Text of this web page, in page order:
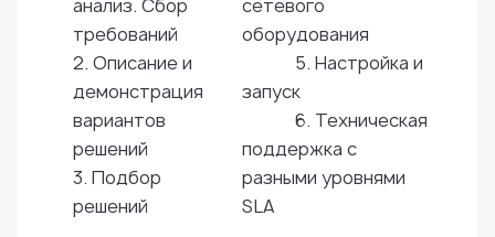
анализ​. Сбор
требований
2. Описание и
демонстрация
вариантов
решений
3. Подбор
решений
сетевого
оборудования
5. Настройка и
запуск
6. Техническая
поддержка с
разными уровнями
SLA